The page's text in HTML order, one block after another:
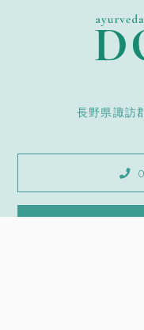
長野県諏訪